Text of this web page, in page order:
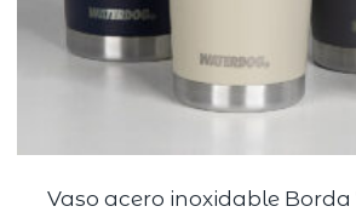
Vaso acero inoxidable